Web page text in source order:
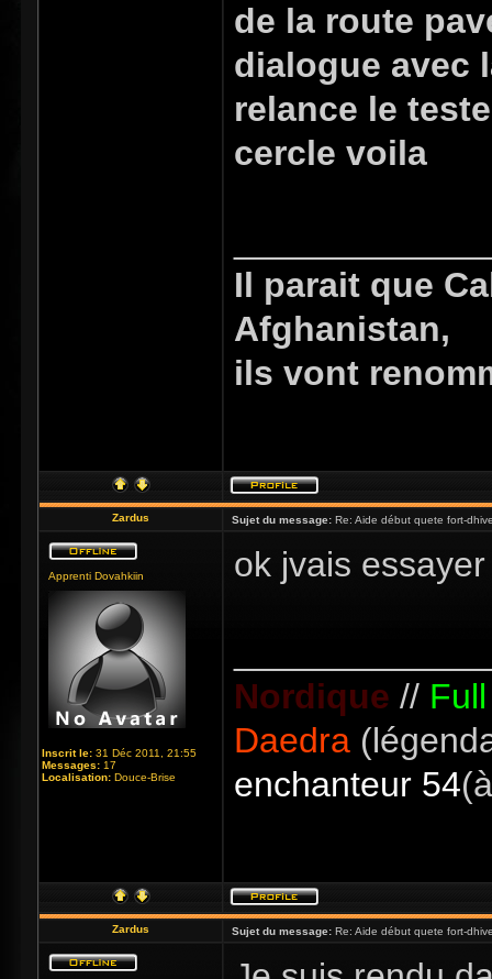
de la route
dialogue avec
relance le
cercle voila
Il parait que
Afghanistan,
ils vont
Zardus Sujet du message: Re: Aide début quete fort-
Apprenti Dovahkiin
Inscrit le: 31 Déc 2011, 21:55
Messages: 17
Localisation: Douce-Brise
ok jvais
Nordique //
Daedra
enchanteur 54
Zardus Sujet du message: Re: Aide début quete fort-